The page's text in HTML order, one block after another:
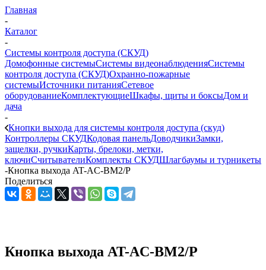
Главная
-
Каталог
-
Системы контроля доступа (СКУД)
Домофонные системыСистемы видеонаблюденияСистемы
контроля доступа (СКУД)Охранно-пожарные
системыИсточники питанияСетевое
оборудованиеКомплектующиеШкафы, щиты и боксыДом и
дача
-
Кнопки выхода для системы контроля доступа (скуд)
Контроллеры СКУДКодовая панельДоводчикиЗамки,
защелки, ручкиКарты, брелоки, метки,
ключиСчитывателиКомплекты СКУДШлагбаумы и турникеты
-Кнопка выхода AT-AC-BМ2/P
Поделиться
Кнопка выхода AT-AC-BМ2/P